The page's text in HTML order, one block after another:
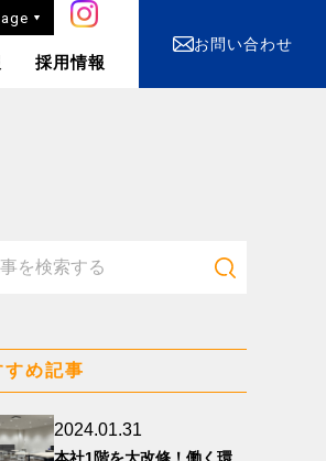
快適を⽀えるメンテナ
採用情報
お問い合わせ
すめ記事
2024.01.31